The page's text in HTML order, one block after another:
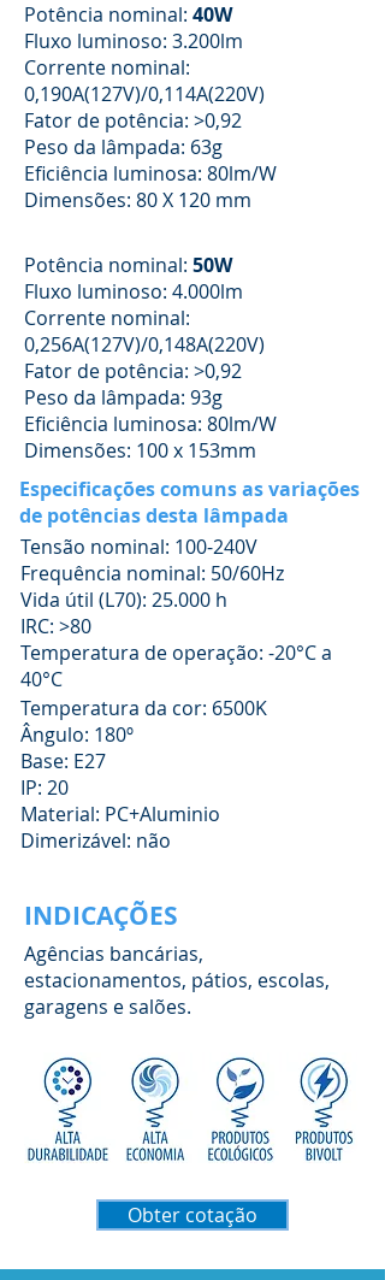
Potência nominal: 40W
Fluxo luminoso: 3.200lm
Corrente nominal:
0,190A(127V)/0,114A(220V)
Fator de potência: >0,92
Peso da lâmpada: 63g
Eficiência luminosa: 80lm/W
Dimensões: 80 X 120 mm
Potência nominal: 50W
Fluxo luminoso: 4.000lm
Corrente nominal:
0,256A(127V)/0,148A(220V)
Fator de potência: >0,92
Peso da lâmpada: 93g
Eficiência luminosa: 80lm/W
Dimensões: 100 x 153mm
Especificações comuns as variações
de potências desta lâmpada
Tensão nominal: 100-240V
Frequência nominal: 50/60Hz
Vida útil (L70): 25.000 h
IRC: >80
Temperatura de operação: -20°C a
40°C
Temperatura da cor: 6500K
Ângulo: 180º
Base: E27
IP: 20
Material: PC+Aluminio
Dimerizável: não
INDICAÇÕES
Agências bancárias,
estacionamentos, pátios, escolas,
garagens e salões.
Obter cotação